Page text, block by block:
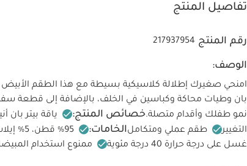
تفاصيل المنتج
رقم المنتج 217937954
الوصف:
امنحي صغيرك إطلالة كلاسيكية بسيطة مع هذا الطقم الأبيض
بان وطيات محاكة وكباسين في الخلف، بالإضافة إلى قطعة
نمو طفلك وأقدام متصلة.خصائص المنتج: ياقة بيتر بان
التغيير
طقم عملي ومتكاملالخامات: 95% قطن، 5% إيلاستين
غسل على درجة حرارة 40 درجة مئوية ممنوع استخدام